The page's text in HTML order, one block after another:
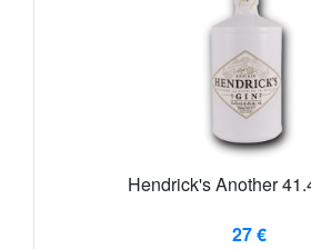
Hendrick's Another
27 €